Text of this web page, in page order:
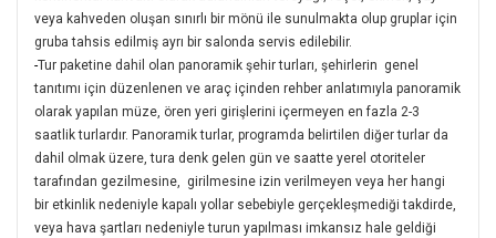
veya kahveden oluşan sınırlı bir mönü ile sunulmakta olup gruplar için
gruba tahsis edilmiş ayrı bir salonda servis edilebilir.
-Tur paketine dahil olan panoramik şehir turları, şehirlerin genel
tanıtımı için düzenlenen ve araç içinden rehber anlatımıyla panoramik
olarak yapılan müze, ören yeri girişlerini içermeyen en fazla 2-3
saatlik turlardır. Panoramik turlar, programda belirtilen diğer turlar da
dahil olmak üzere, tura denk gelen gün ve saatte yerel otoriteler
tarafından gezilmesine, girilmesine izin verilmeyen veya her hangi
bir etkinlik nedeniyle kapalı yollar sebebiyle gerçekleşmediği takdirde,
veya hava şartları nedeniyle turun yapılması imkansız hale geldiği